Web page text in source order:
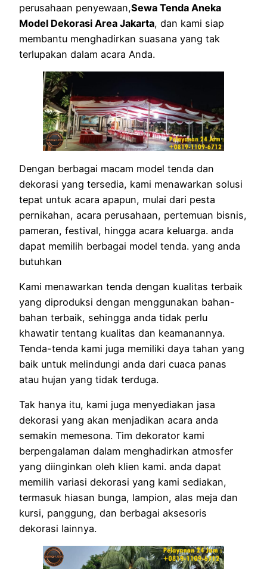
perusahaan penyewaan,Sewa Tenda Aneka
Model Dekorasi Area Jakarta, dan kami siap
membantu menghadirkan suasana yang tak
terlupakan dalam acara Anda.
Dengan berbagai macam model tenda dan
dekorasi yang tersedia, kami menawarkan solusi
tepat untuk acara apapun, mulai dari pesta
pernikahan, acara perusahaan, pertemuan bisnis,
pameran, festival, hingga acara keluarga. anda
dapat memilih berbagai model tenda. yang anda
butuhkan
Kami menawarkan tenda dengan kualitas terbaik
yang diproduksi dengan menggunakan bahan-
bahan terbaik, sehingga anda tidak perlu
khawatir tentang kualitas dan keamanannya.
Tenda-tenda kami juga memiliki daya tahan yang
baik untuk melindungi anda dari cuaca panas
atau hujan yang tidak terduga.
Tak hanya itu, kami juga menyediakan jasa
dekorasi yang akan menjadikan acara anda
semakin memesona. Tim dekorator kami
berpengalaman dalam menghadirkan atmosfer
yang diinginkan oleh klien kami. anda dapat
memilih variasi dekorasi yang kami sediakan,
termasuk hiasan bunga, lampion, alas meja dan
kursi, panggung, dan berbagai aksesoris
dekorasi lainnya.